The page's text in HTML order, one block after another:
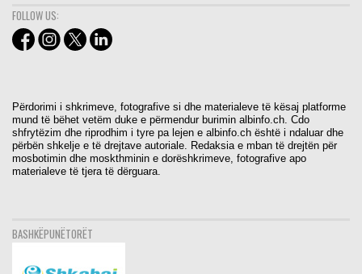
FOLLOW US:
Përdorimi i shkrimeve, fotografive si dhe materialeve të kësaj platforme
mund të bëhet vetëm duke e përmendur burimin albinfo.ch. Cdo
shfrytëzim dhe riprodhim i tyre pa lejen e albinfo.ch është i ndaluar dhe
përbën shkelje e të drejtave autoriale. Redaksia e mban të drejtën për
mosbotimin dhe moskthminin e dorëshkrimeve, fotografive apo
materialeve të tjera të dërguara.
BASHKËPUNËTORËT